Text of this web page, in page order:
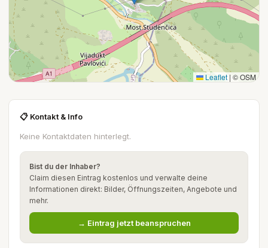
Leaflet | © OSM
📋 Kontakt & Info
Keine Kontaktdaten hinterlegt.
Bist du der Inhaber?
Claim diesen Eintrag kostenlos und verwalte deine
Informationen direkt: Bilder, Öffnungszeiten, Angebote und
mehr.
→ Eintrag jetzt beanspruchen